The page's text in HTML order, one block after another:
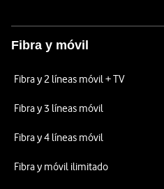
Fibra y móvil
Fibra y 2 líneas móvil + TV
Fibra y 3 líneas móvil
Fibra y 4 líneas móvil
Fibra y móvil ilimitado